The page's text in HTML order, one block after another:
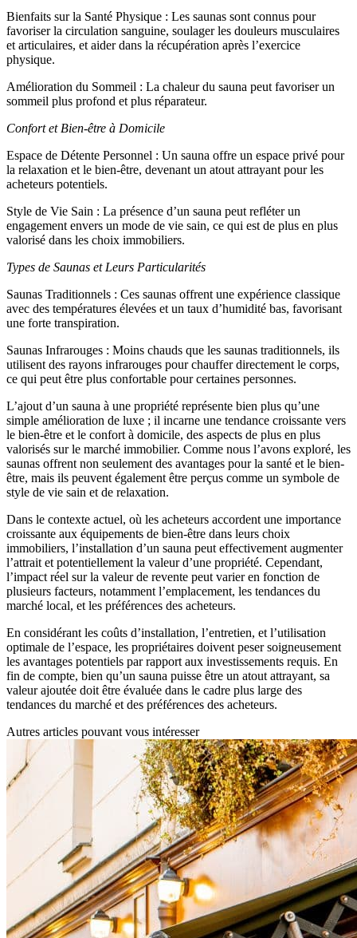
Bienfaits sur la Santé Physique : Les saunas sont connus pour
favoriser la circulation sanguine, soulager les douleurs musculaires
et articulaires, et aider dans la récupération après l’exercice
physique.
Amélioration du Sommeil : La chaleur du sauna peut favoriser un
sommeil plus profond et plus réparateur.
Confort et Bien-être à Domicile
Espace de Détente Personnel : Un sauna offre un espace privé pour
la relaxation et le bien-être, devenant un atout attrayant pour les
acheteurs potentiels.
Style de Vie Sain : La présence d’un sauna peut refléter un
engagement envers un mode de vie sain, ce qui est de plus en plus
valorisé dans les choix immobiliers.
Types de Saunas et Leurs Particularités
Saunas Traditionnels : Ces saunas offrent une expérience classique
avec des températures élevées et un taux d’humidité bas, favorisant
une forte transpiration.
Saunas Infrarouges : Moins chauds que les saunas traditionnels, ils
utilisent des rayons infrarouges pour chauffer directement le corps,
ce qui peut être plus confortable pour certaines personnes.
L’ajout d’un sauna à une propriété représente bien plus qu’une
simple amélioration de luxe ; il incarne une tendance croissante vers
le bien-être et le confort à domicile, des aspects de plus en plus
valorisés sur le marché immobilier. Comme nous l’avons exploré, les
saunas offrent non seulement des avantages pour la santé et le bien-
être, mais ils peuvent également être perçus comme un symbole de
style de vie sain et de relaxation.
Dans le contexte actuel, où les acheteurs accordent une importance
croissante aux équipements de bien-être dans leurs choix
immobiliers, l’installation d’un sauna peut effectivement augmenter
l’attrait et potentiellement la valeur d’une propriété. Cependant,
l’impact réel sur la valeur de revente peut varier en fonction de
plusieurs facteurs, notamment l’emplacement, les tendances du
marché local, et les préférences des acheteurs.
En considérant les coûts d’installation, l’entretien, et l’utilisation
optimale de l’espace, les propriétaires doivent peser soigneusement
les avantages potentiels par rapport aux investissements requis. En
fin de compte, bien qu’un sauna puisse être un atout attrayant, sa
valeur ajoutée doit être évaluée dans le cadre plus large des
tendances du marché et des préférences des acheteurs.
Autres articles pouvant vous intéresser